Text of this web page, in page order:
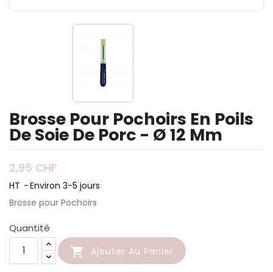
Brosse Pour Pochoirs En Poils
De Soie De Porc - Ø 12 Mm
2,95 CHF
HT
Environ 3-5 jours
Brosse pour Pochoirs
Quantité
 Ajouter Au Panier